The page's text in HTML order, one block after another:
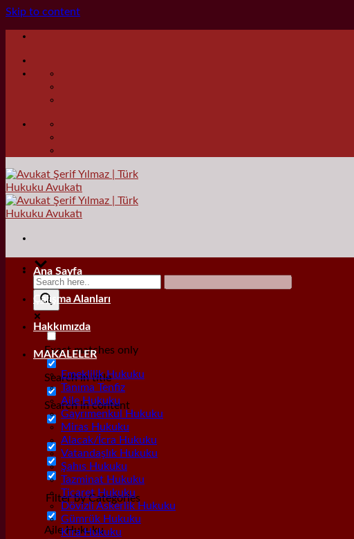
Skip to content
Exact matches only
Search in title
Search in content
Filter by Categories
Aile Hukuku
Ana Sayfa
Çalışma Alanları
Hakkımızda
MAKALELER
Emeklilik Hukuku
Tanıma Tenfiz
Aile Hukuku
Gayrımenkul Hukuku
Miras Hukuku
Alacak/İcra Hukuku
Vatandaşlık Hukuku
Şahıs Hukuku
Tazminat Hukuku
Ticaret Hukuku
Dövizli Askerlik Hukuku
Gümrük Hukuku
Kira Hukuku